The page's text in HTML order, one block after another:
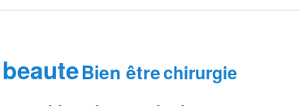
beauteBien êtrechirurgie